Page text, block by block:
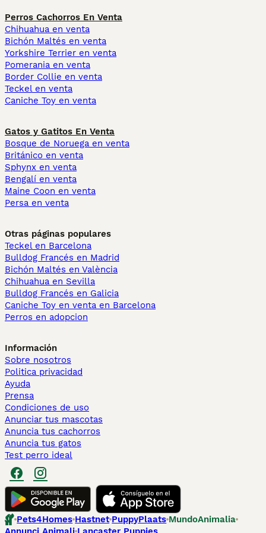
Perros Cachorros En Venta
Chihuahua en venta
Bichón Maltés en venta
Yorkshire Terrier en venta
Pomerania en venta
Border Collie en venta
Teckel en venta
Caniche Toy en venta
Gatos y Gatitos En Venta
Bosque de Noruega en venta
Británico en venta
Sphynx en venta
Bengalí en venta
Maine Coon en venta
Persa en venta
Otras páginas populares
Teckel en Barcelona
Bulldog Francés en Madrid
Bichón Maltés en València
Chihuahua en Sevilla
Bulldog Francés en Galicia
Caniche Toy en venta en Barcelona
Perros en adopcion
Información
Sobre nosotros
Politica privacidad
Ayuda
Prensa
Condiciones de uso
Anunciar tus mascotas
Anuncia tus cachorros
Anuncia tus gatos
Test perro ideal
Pets4Homes Hastnet PuppyPlaats MundoAnimalia